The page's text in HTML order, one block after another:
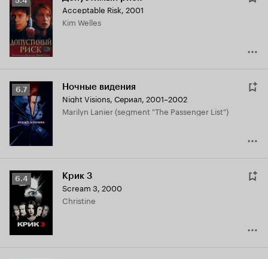
Кинопоиска
5.4
Acceptable Risk, 2001
Kim Welles
Рейтинг
Кинопоиска
6.7
6.7 Ночные видения
Night Visions, Сериал, 2001–2002
Marilyn Lanier (segment "The Passenger List")
Рейтинг
Кинопоиска
6.4
6.4 Крик 3
Scream 3, 2000
Christine